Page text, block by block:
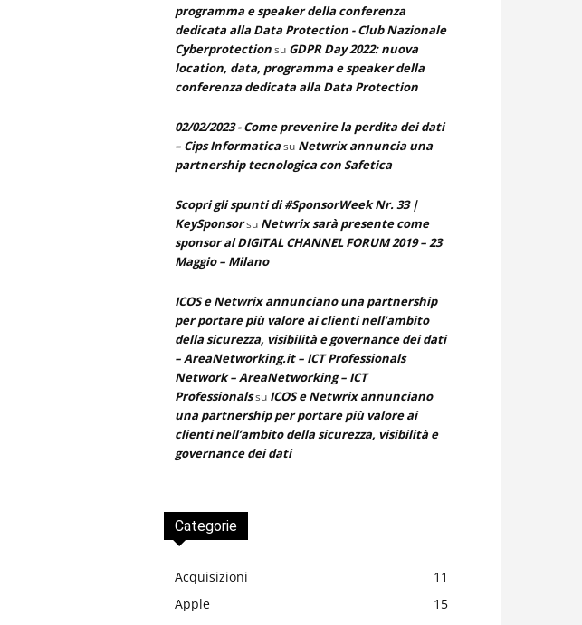
programma e speaker della conferenza
dedicata alla Data Protection - Club Nazionale
Cyberprotectionsu GDPR Day 2022: nuova
location, data, programma e speaker della
conferenza dedicata alla Data Protection
02/02/2023 - Come prevenire la perdita dei dati
– Cips Informaticasu Netwrix annuncia una
partnership tecnologica con Safetica
Scopri gli spunti di #SponsorWeek Nr. 33 |
KeySponsorsu Netwrix sarà presente come
sponsor al DIGITAL CHANNEL FORUM 2019 – 23
Maggio – Milano
ICOS e Netwrix annunciano una partnership
per portare più valore ai clienti nell’ambito
della sicurezza, visibilità e governance dei dati
– AreaNetworking.it – ICT Professionals
Network – AreaNetworking – ICT
Professionalssu ICOS e Netwrix annunciano
una partnership per portare più valore ai
clienti nell’ambito della sicurezza, visibilità e
governance dei dati
Categorie
Acquisizioni
11
Apple
15